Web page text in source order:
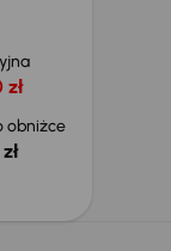
obniżce